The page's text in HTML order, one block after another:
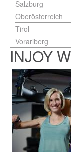
Salzburg
Oberösterreich
Tirol
Vorarlberg
INJOY